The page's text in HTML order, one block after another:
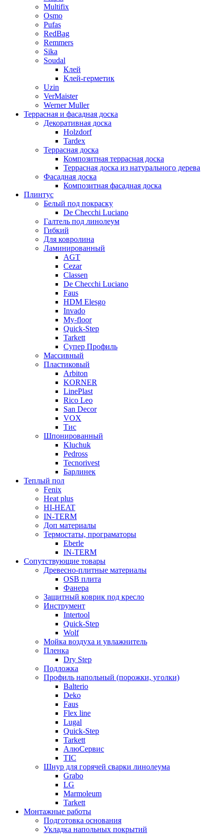
Multifix
Osmo
Pufas
RedBag
Remmers
Sika
Soudal
Клей
Клей-герметик
Uzin
VerMaister
Werner Muller
Террасная и фасадная доска
Декоративная доска
Holzdorf
Tardex
Террасная доска
Композитная террасная доска
Террасная доска из натурального дерева
Фасадная доска
Композитная фасадная доска
Плинтус
Белый под покраску
De Checchi Luciano
Галтель под линолеум
Гибкий
Для ковролина
Ламинированный
AGT
Cezar
Classen
De Checchi Luciano
Faus
HDM Elesgo
Invado
My-floor
Quick-Step
Tarkett
Супер Профиль
Массивный
Пластиковый
Arbiton
KORNER
LinePlast
Rico Leo
San Decor
VOX
Тис
Шпонированный
Kluchuk
Pedross
Tecnorivest
Барлинек
Теплый пол
Fenix
Heat plus
HI-HEAT
IN-TERM
Доп материалы
Термостаты, програматоры
Eberle
IN-TERM
Сопутствующие товары
Древесно-плитные материалы
OSB плита
Фанера
Защитный коврик под кресло
Инструмент
Intertool
Quick-Step
Wolf
Мойка воздуха и увлажнитель
Пленка
Dry Step
Подложка
Профиль напольный (порожки, уголки)
Balterio
Deko
Faus
Flex line
Lugal
Quick-Step
Tarkett
АлюСервис
ТІС
Шнур для горячей сварки линолеума
Grabo
LG
Marmoleum
Tarkett
Монтажные работы
Подготовка основания
Укладка напольных покрытий